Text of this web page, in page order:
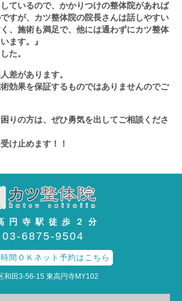
ているので、かかりつけの整体院があれば
すが、カツ整体院の院長さんは話しやすい
、施術も満足で、他には通わずにカツ整体
ます。』
た。
差があります。
効果を保証するものではありませんのでご
りの方は、ぜひ勇気を出してご相談くださ
け止めます！！
円寺駅徒歩２分
03-6875-9504
間ＯＫネット予約はこちら
和田3-56-15 東高円寺MY102